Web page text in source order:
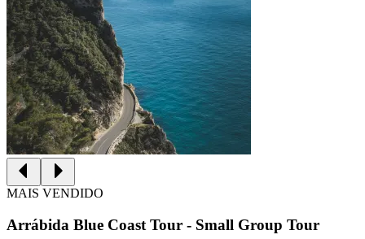
MAIS VENDIDO
Arrábida Blue Coast Tour - Small Group Tour